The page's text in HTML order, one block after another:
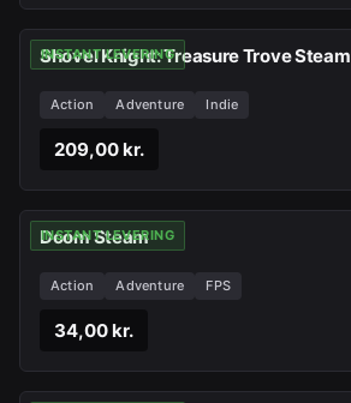
INSTANT LEVERING
Shovel Knight: Treasure Trove Steam
Action Adventure Indie
209,00 kr.
INSTANT LEVERING
Doom Steam
Action Adventure FPS
34,00 kr.